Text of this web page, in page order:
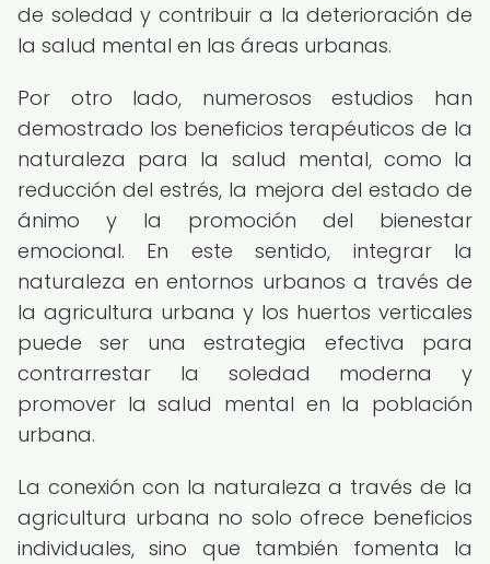
de soledad y contribuir a la deterioración de
la salud mental en las áreas urbanas.
Por otro lado, numerosos estudios han
demostrado los beneficios terapéuticos de la
naturaleza para la salud mental, como la
reducción del estrés, la mejora del estado de
ánimo y la promoción del bienestar
emocional. En este sentido, integrar la
naturaleza en entornos urbanos a través de
la agricultura urbana y los huertos verticales
puede ser una estrategia efectiva para
contrarrestar la soledad moderna y
promover la salud mental en la población
urbana.
La conexión con la naturaleza a través de la
agricultura urbana no solo ofrece beneficios
individuales, sino que también fomenta la